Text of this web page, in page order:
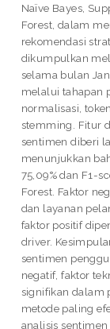
Naïve Bayes,
Forest, dalam
rekomendasi
dikumpulkan
selama bulan
melalui tahapan
normalisasi,
stemming. Fitur
sentimen diberi
menunjukkan
75,09% dan F1-
Forest. Faktor
dan layanan
faktor positif
driver.
sentimen
negatif, faktor
signifikan dalam
metode paling
analisis